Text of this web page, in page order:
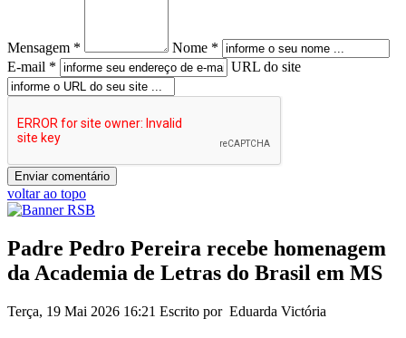
Mensagem *
Nome *
E-mail *
URL do site
voltar ao topo
Padre Pedro Pereira recebe homenagem
da Academia de Letras do Brasil em MS
Terça, 19 Mai 2026 16:21 Escrito por Eduarda Victória